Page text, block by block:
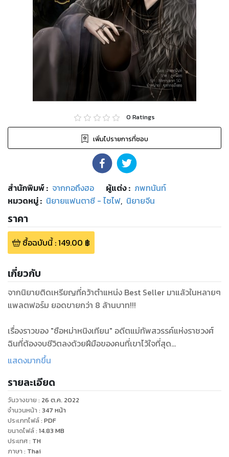
0 Ratings
เพิ่มไปรายการที่ชอบ
สำนักพิมพ์: จากกอถึงฮอ ผู้แต่ง : ภพทนันท์
หมวดหมู่: นิยายแฟนตาซี - ไซไฟ, นิยายจีน
ราคา
ซื้อฉบับนี้:149.00 ฿
เกี่ยวกับ
จากนิยายติดเหรียญที่คว้าตำแหน่ง Best Seller มาแล้วในหลายๆ
แพลตฟอร์ม ยอดขายกว่า 8 ล้านบาท!!!
เรื่องราวของ "ซือหม่าหนิงเทียน" อดีตแม่ทัพสวรรค์แห่งราชวงศ์
ฉินที่ต้องจบชีวิตลงด้วยฝีมือของคนที่เขาไว้ใจที่สุด
หนิงเทียนได้เกิดใหม่ในโลกพิศดารที่เต็มไปด้วยเรื่องเหลือเชื่อ และ
ภารกิจในชาติภพใหม่ของเขาคือ จะไม่ยอมอยู่ใต้อำนาจของใครอีก
แล้ว เขาจะอยู่เหนือคนทั้งโลก!!!
"สงครามราชันย์จักรพรรดิ" เป็นสุดยอดวรรณกรรมที่มีครบทุก
แสดงมากขึ้น
รายละเอียด
วันวางขาย : 26 ต.ค. 2022
จำนวนหน้า : 347 หน้า
ประเภทไฟล์: PDF
ขนาดไฟล์: 14.83 MB
ประเทศ: TH
ภาษา : Thai